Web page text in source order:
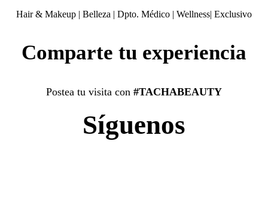
Hair & Makeup | Belleza | Dpto. Médico | Wellness| Exclusivo
Comparte tu experiencia
Postea tu visita con #TACHABEAUTY
Síguenos